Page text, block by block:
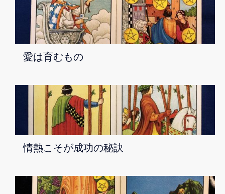
愛は育むもの
情熱こそが成功の秘訣